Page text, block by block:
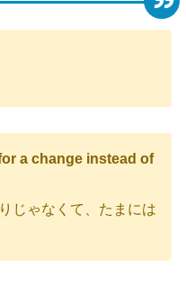
a change instead of
じゃなくて、たまには